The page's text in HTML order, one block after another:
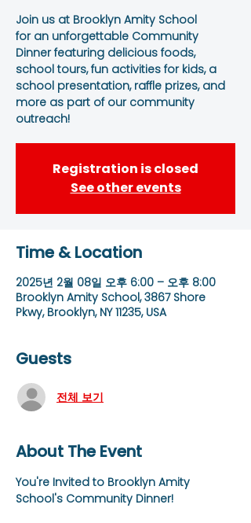
Join us at Brooklyn Amity School
for an unforgettable Community
Dinner featuring delicious foods,
school tours, fun activities for kids, a
school presentation, raffle prizes, and
more as part of our community
outreach!
Registration is closed
See other events
Time & Location
2025년 2월 08일 오후 6:00 – 오후 8:00
Brooklyn Amity School, 3867 Shore
Pkwy, Brooklyn, NY 11235, USA
Guests
전체 보기
About The Event
You're Invited to Brooklyn Amity
School's Community Dinner!